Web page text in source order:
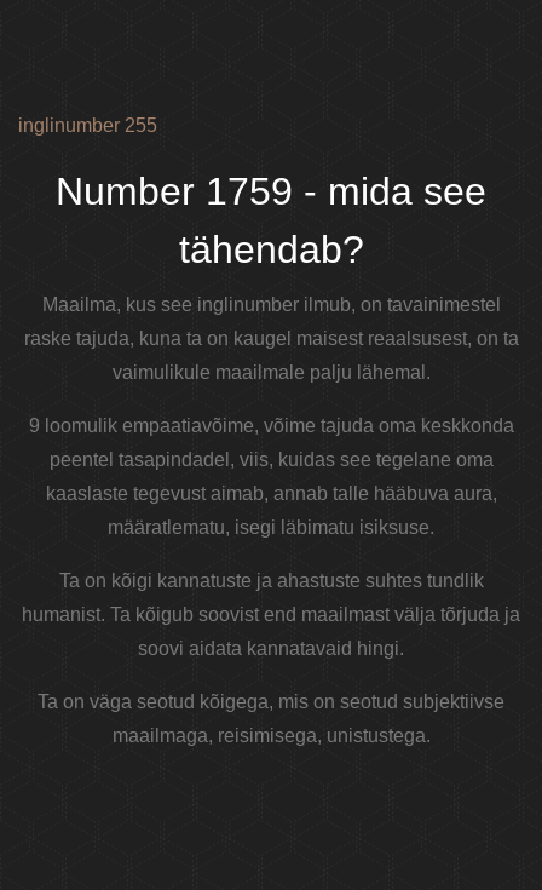
inglinumber 255
Number 1759 - mida see
tähendab?
Maailma, kus see inglinumber ilmub, on tavainimestel
raske tajuda, kuna ta on kaugel maisest reaalsusest, on ta
vaimulikule maailmale palju lähemal.
9 loomulik empaatiavõime, võime tajuda oma keskkonda
peentel tasapindadel, viis, kuidas see tegelane oma
kaaslaste tegevust aimab, annab talle hääbuva aura,
määratlematu, isegi läbimatu isiksuse.
Ta on kõigi kannatuste ja ahastuste suhtes tundlik
humanist. Ta kõigub soovist end maailmast välja tõrjuda ja
soovi aidata kannatavaid hingi.
Ta on väga seotud kõigega, mis on seotud subjektiivse
maailmaga, reisimisega, unistustega.